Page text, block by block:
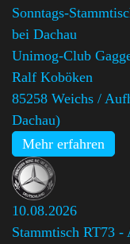
Sonntags-
bei Dachau
Unimog-Club
Ralf Koböken
85258 Weichs /
Dachau)
Mehr erfahren
10.08.2026
Stammtisch RT73 -